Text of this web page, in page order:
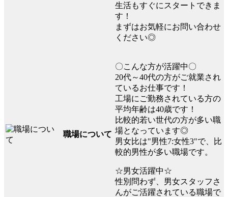
生活もすぐにスタートできま
す！
まずはお気軽にお問い合わせ
ください◎
職場について
〇こんな方が活躍中〇
20代～40代の方がご就業され
ているお仕事です！
工場にご勤務されている方の
平均年齢は40歳です！
比較的若い世代の方が多い職
場となっています◎
男女比は"男性7:女性3"で、比
較的男性が多い職場です。
☆男女活躍中☆
性別問わず、男女スタッフさ
んがご活躍されている職場で